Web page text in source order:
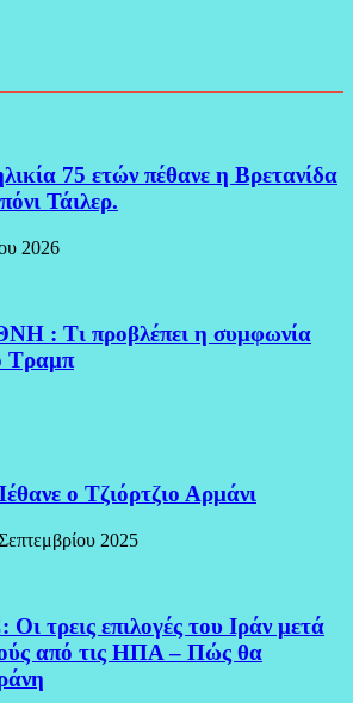
75 ετών πέθανε η Βρετανίδα
Τάιλερ.
2026
: Τι προβλέπει η συμφωνία
Τραμπ
ο Τζιόρτζιο Αρμάνι
2025
τρεις επιλογές του Ιράν μετά
από τις ΗΠΑ – Πώς θα